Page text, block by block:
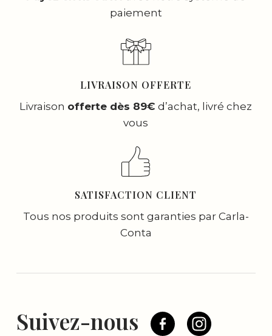
paiement
LIVRAISON OFFERTE
Livraison offerte dès 89€ d’achat, livré chez
vous
SATISFACTION CLIENT
Tous nos produits sont garanties par Carla-
Conta
Suivez-nous